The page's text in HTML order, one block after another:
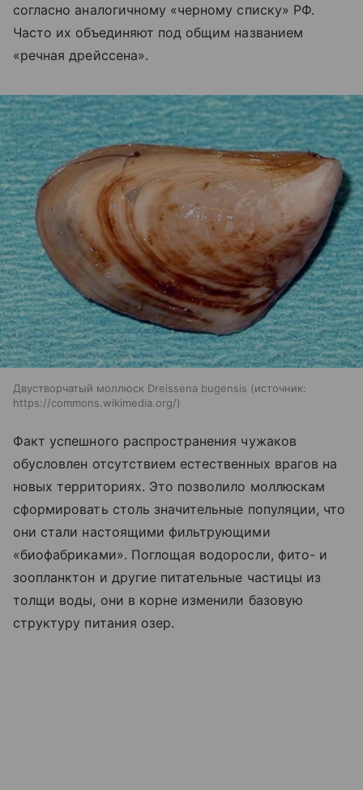
согласно аналогичному «черному списку» РФ.
Часто их объединяют под общим названием
«речная дрейссена».
Двустворчатый моллюск Dreissena bugensis
источник:
https://commons.wikimedia.org/
Факт успешного распространения чужаков
обусловлен отсутствием естественных врагов на
новых территориях. Это позволило моллюскам
сформировать столь значительные популяции, что
они стали настоящими фильтрующими
«биофабриками». Поглощая водоросли, фито- и
зоопланктон и другие питательные частицы из
толщи воды, они в корне изменили базовую
структуру питания озер.